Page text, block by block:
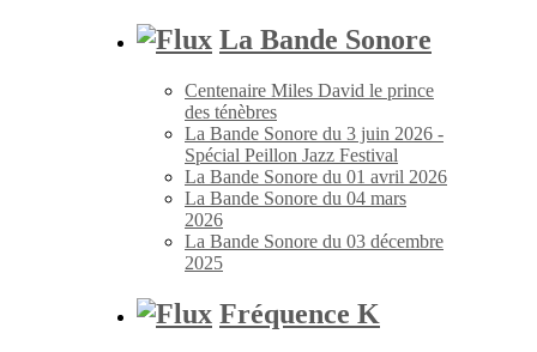
La Bande Sonore
Centenaire Miles David le prince
des ténèbres
La Bande Sonore du 3 juin 2026 -
Spécial Peillon Jazz Festival
La Bande Sonore du 01 avril 2026
La Bande Sonore du 04 mars
2026
La Bande Sonore du 03 décembre
2025
Fréquence K